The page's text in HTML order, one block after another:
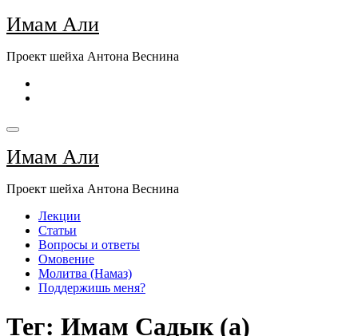
Перейти
к
Имам Али
Проект шейха Антона Веснина
Имам Али
Проект шейха Антона Веснина
Лекции
Статьи
Вопросы и ответы
Омовение
Молитва (Намаз)
Поддержишь меня?
Тег: Имам Садык (а)